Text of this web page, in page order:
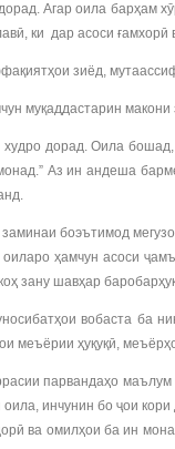
Агар оила барҳам
ки дар асоси
зиёд,
муқаддастарин
худро дорад. Оила
Аз ин андеша
боэътимод
ҳамчун асоси
зану шавҳар
вобаста ба
меъёрии ҳуқуқӣ,
парвандаҳо
инчунин бо ҷои
ва омилҳои ба ин